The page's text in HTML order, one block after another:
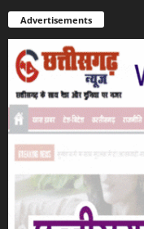
Advertisements